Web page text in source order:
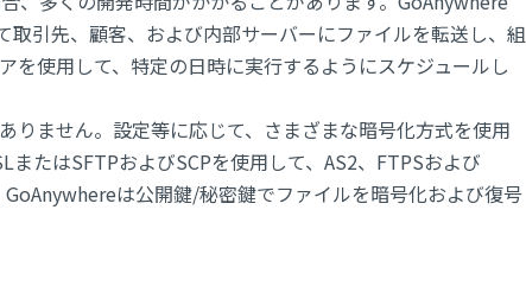
引先、顧客、および内部サーバーにファイルを転送し、組
を使用して、特定の日時に実行するようにスケジュールし
りません。設定等に応じて、さまざまな暗号化方式を使用
たはSFTPおよびSCPを使用して、AS2、FTPSおよび
は公開鍵/秘密鍵でファイルを暗号化および復号